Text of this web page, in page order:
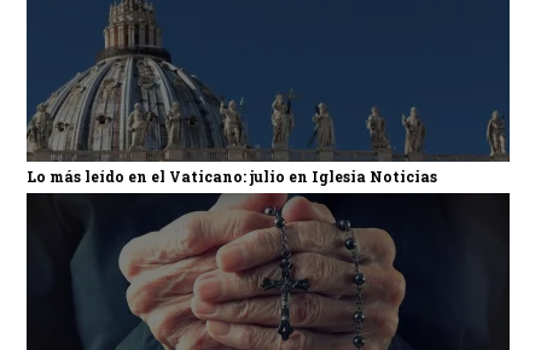
Lo más leído en el Vaticano: julio en Iglesia Noticias